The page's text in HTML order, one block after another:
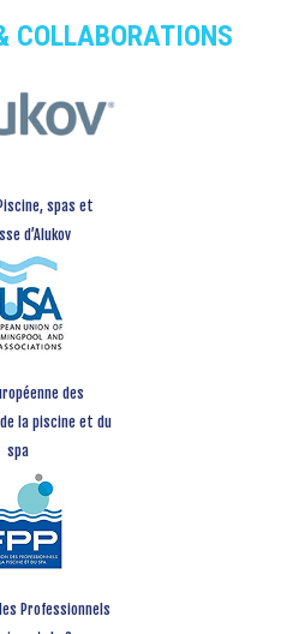
COLLABORATIONS
spas et
d’Alukov
des
la piscine et du
spa
Professionnels